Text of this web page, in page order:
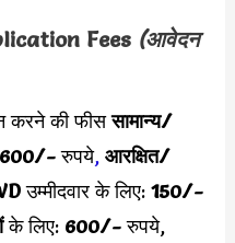
Fees (आवेदन
करने की फीससामान्य/
रुपये, आरक्षित/
उम्मीदवार के लिए: 150/-
के लिए:600/-रुपये,